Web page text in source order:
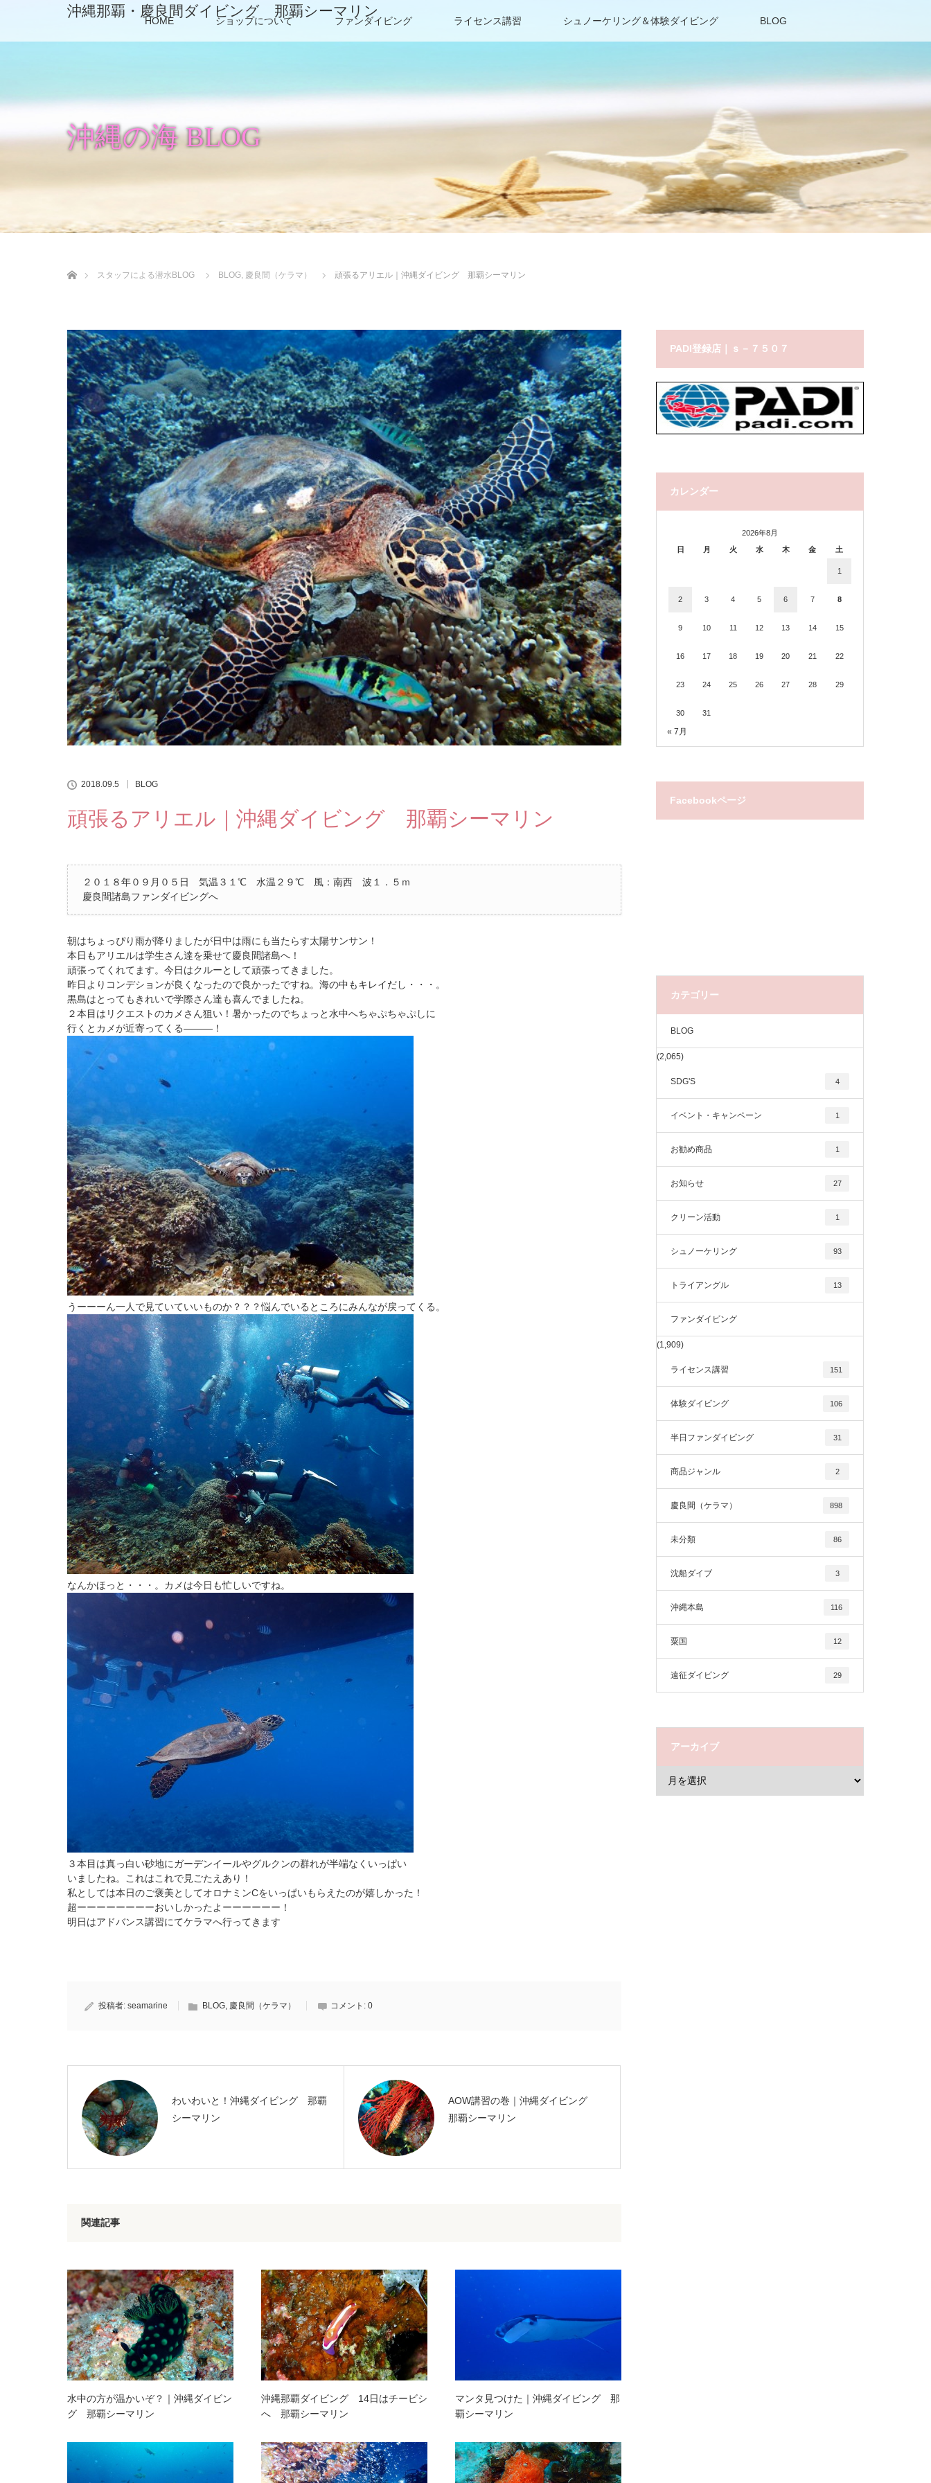
沖縄那覇・慶良間ダイビング 那覇シーマリン
HOME ショップについて ファンダイビング ライセンス講習 シュノーケリング＆体験ダイビング BLOG
沖縄の海 BLOG
スタッフによる潜水BLOG
BLOG, 慶良間（ケラマ） 頑張るアリエル｜沖縄ダイビング 那覇シーマリン
2018.09.5 BLOG
頑張るアリエル｜沖縄ダイビング 那覇シーマリン
２０１８年０９月０５日 気温３１℃ 水温２９℃ 風：南西 波１．５ｍ
慶良間諸島ファンダイビングへ
朝はちょっぴり雨が降りましたが日中は雨にも当たらす太陽サンサン！
本日もアリエルは学生さん達を乗せて慶良間諸島へ！
頑張ってくれてます。今日はクルーとして頑張ってきました。
昨日よりコンデションが良くなったので良かったですね。海の中もキレイだし・・・。
黒島はとってもきれいで学際さん達も喜んでましたね。
２本目はリクエストのカメさん狙い！暑かったのでちょっと水中へちゃぷちゃぷしに
行くとカメが近寄ってくる―――！
うーーーん一人で見ていていいものか？？？悩んでいるところにみんなが戻ってくる。
なんかほっと・・・。カメは今日も忙しいですね。
３本目は真っ白い砂地にガーデンイールやグルクンの群れが半端なくいっぱい
いましたね。これはこれで見ごたえあり！
私としては本日のご褒美としてオロナミンCをいっぱいもらえたのが嬉しかった！
超ーーーーーーーーおいしかったよーーーーーー！
明日はアドバンス講習にてケラマへ行ってきます
投稿者: seamarine BLOG, 慶良間（ケラマ） コメント: 0
わいわいと！沖縄ダイビング 那覇
シーマリン
AOW講習の巻｜沖縄ダイビング
那覇シーマリン
関連記事
水中の方が温かいぞ？｜沖縄ダイビン
グ 那覇シーマリン
沖縄那覇ダイビング 14日はチービシ
へ 那覇シーマリン
マンタ見つけた｜沖縄ダイビング 那
覇シーマリン
PADI登録店｜ｓ－７５０７
カレンダー
2026年8月
日
月 火 水 木 金 土
1
2 3 4 5 6 7 8
9 10 11 12 13 14 15
16 17 18 19 20 21 22
23 24 25 26 27 28 29
30 31
« 7月
Facebookページ
カテゴリー
BLOG
(2,065)
SDG'S 4
イベント・キャンペーン 1
お勧め商品 1
お知らせ 27
クリーン活動 1
シュノーケリング 93
トライアングル 13
ファンダイビング
(1,909)
ライセンス講習 151
体験ダイビング 106
半日ファンダイビング 31
商品ジャンル 2
慶良間（ケラマ） 898
未分類 86
沈船ダイブ 3
沖縄本島 116
粟国 12
遠征ダイビング 29
アーカイブ